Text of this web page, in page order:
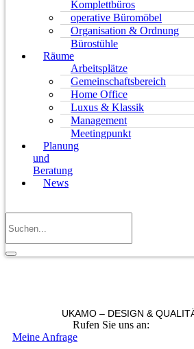
Komplettbüros
operative Büromöbel
Organisation & Ordnung
Bürostühle
Räume
Arbeitsplätze
Gemeinschaftsbereich
Home Office
Luxus & Klassik
Management
Meetingpunkt
Planung
und
Beratung
News
UKAMO – DESIGN &
Rufen Sie uns an:
Meine Anfrage